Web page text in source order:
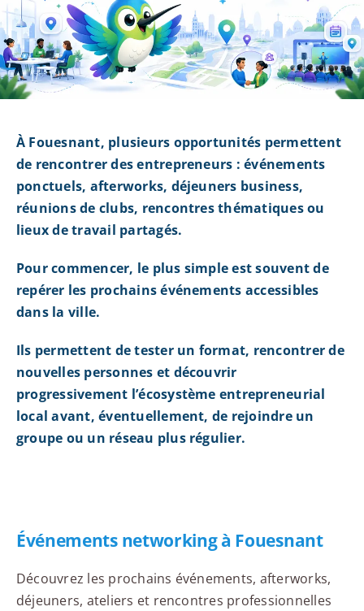
À Fouesnant, plusieurs opportunités permettent
de rencontrer des entrepreneurs : événements
ponctuels, afterworks, déjeuners business,
réunions de clubs, rencontres thématiques ou
lieux de travail partagés.
Pour commencer, le plus simple est souvent de
repérer les prochains événements accessibles
dans la ville.
Ils permettent de tester un format, rencontrer de
nouvelles personnes et découvrir
progressivement l’écosystème entrepreneurial
local avant, éventuellement, de rejoindre un
groupe ou un réseau plus régulier.
Événements networking à Fouesnant
Découvrez les prochains événements, afterworks,
déjeuners, ateliers et rencontres professionnelles